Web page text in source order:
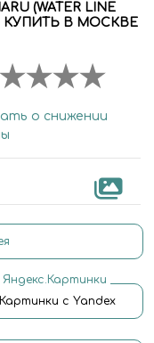
(WATER LINE
КУПИТЬ В МОСКВЕ
о снижении
Яндекс.Картинки
Картинки с Yandex